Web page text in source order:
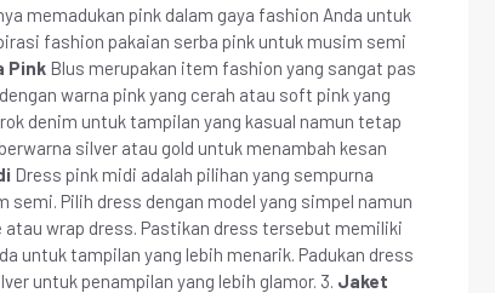
memadukan pink dalam gaya fashion Anda untuk
fashion pakaian serba pink untuk musim semi
Pink Blus merupakan item fashion yang sangat pas
warna pink yang cerah atau soft pink yang
denim untuk tampilan yang kasual namun tetap
silver atau gold untuk menambah kesan
Dress pink midi adalah pilihan yang sempurna
Pilih dress dengan model yang simpel namun
wrap dress. Pastikan dress tersebut memiliki
untuk tampilan yang lebih menarik. Padukan dress
untuk penampilan yang lebih glamor. 3. Jaket